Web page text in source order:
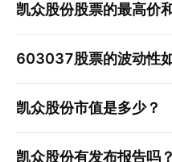
凯众股份股票的最高价
603037股票的波动性
凯众股份市值是多少？
凯众股份有发布报告吗？